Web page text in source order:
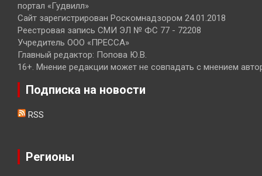
портал «Гудвилл»
Сайт зарегистрирован Роскомнадзором 24.01.2018
Реестровая запись СМИ ЭЛ № ФС 77 - 72208
Учредитель ООО «ПРЕССА»
Главный редактор: Попова Ю.В.
16+. Мнение редакции может не совпадать с мнением
Подписка на новости
RSS
Регионы